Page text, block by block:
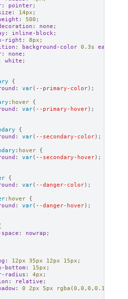
: pointer;
: 14px ;
: 500 ;
: none ;
: inline-block ;
right : 8px ;
: background-color 0.3s ease
: none ;
white ;
{
: var( --primary-color);
: hover {
: var( --primary-hover);
{
: var( --secondary-color);
: hover {
: var( --secondary-hover);
{
: var( --danger-color);
: hover {
: var( --danger-hover);
: nowrap ;
: 12px 35px 12px 15px ;
bottom : 15px ;
radius : 4px ;
: relative ;
: 0 2px 5px rgba (0 , 0 , 0 , 0.1